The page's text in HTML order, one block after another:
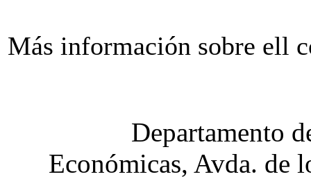
Más información sobre ell
Departamento
Económicas, Avda. de